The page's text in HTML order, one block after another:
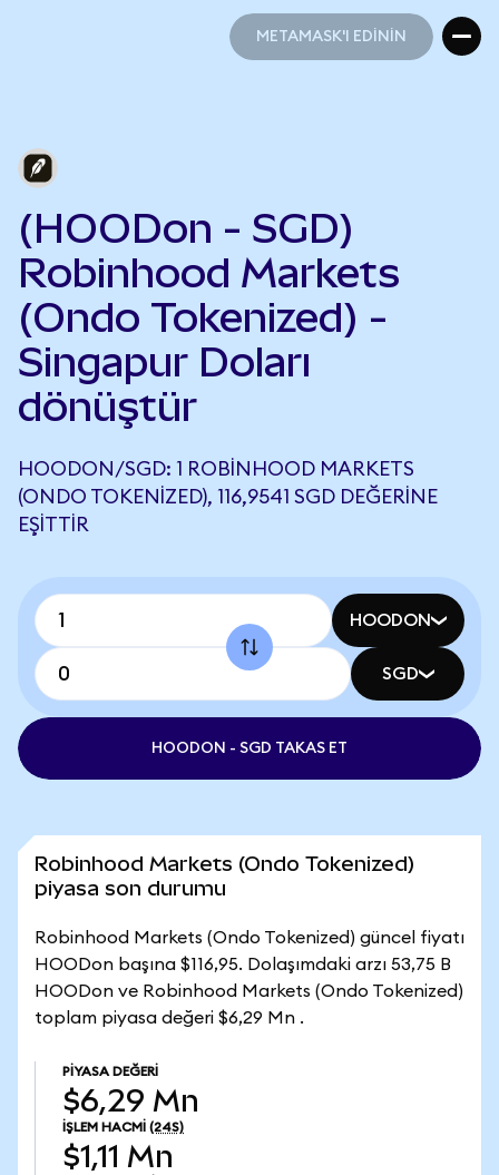
METAMASK'I EDİNİN
(HOODon - SGD)
Robinhood Markets
(Ondo Tokenized) -
Singapur Doları
dönüştür
HOODON/SGD: 1 ROBINHOOD MARKETS
(ONDO TOKENIZED), 116,9541 SGD DEĞERINE
EŞITTIR
HOODON
SGD
HOODON - SGD TAKAS ET
Robinhood Markets (Ondo Tokenized)
piyasa son durumu
Robinhood Markets (Ondo Tokenized) güncel fiyatı
HOODon başına $116,95. Dolaşımdaki arzı 53,75 B
HOODon ve Robinhood Markets (Ondo Tokenized)
toplam piyasa değeri $6,29 Mn .
PIYASA DEĞERI
$6,29 Mn
İŞLEM HACMI (24S)
$1,11 Mn